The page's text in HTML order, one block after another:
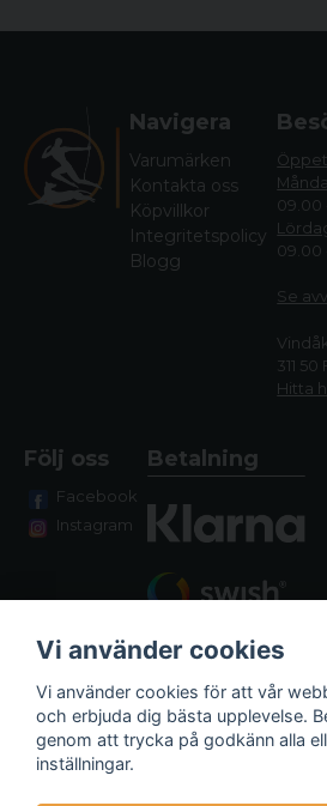
Navigera
Varumärken
Kontakta oss
Köpvillkor
Integritetspolicy
Blogg
09.00
09.00
Se
311
Hitta
Följ oss
Facebook
Instagram
Betalning
Fraktalternativ
Vi använder cookies
Vi använder cookies för att vår
och erbjuda dig bästa upplevelse.
genom att trycka på godkänn alla
inställningar.